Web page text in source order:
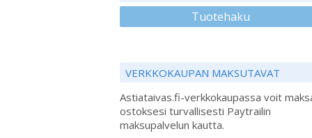
Tuotehaku
VERKKOKAUPAN MAKSUTAVAT
Astiataivas.fi-verkkokaupassa voit
ostoksesi turvallisesti Paytrailin
maksupalvelun kautta.